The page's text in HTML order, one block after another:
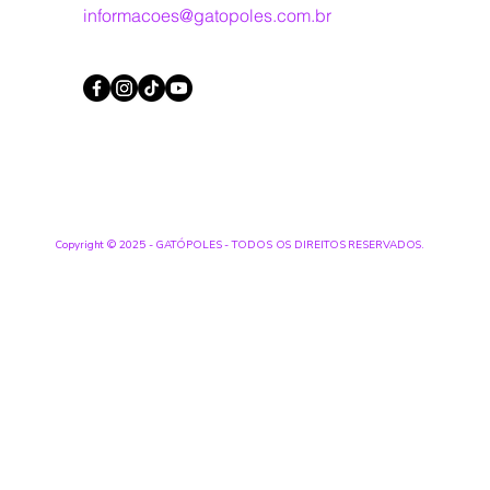
informacoes@gatopoles.com.br
Copyright © 2025 - GATÓPOLES - TODOS OS DIREITOS RESERVADOS.